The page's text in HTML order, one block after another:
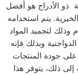
ذو الأدراج هو أفضل
يتم استخدامه
وذلك لتجميد المواد
وبذلك فإنه
جودة المنتجات
إلى ذلك، يتوفر هذا